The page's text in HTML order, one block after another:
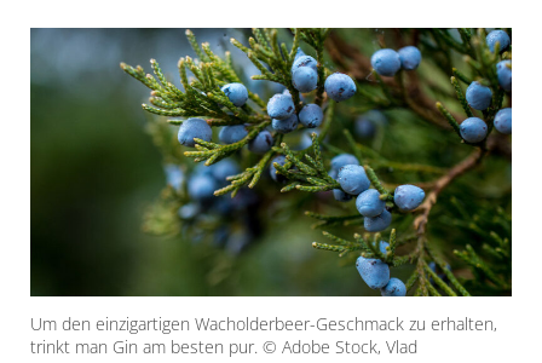
Um den einzigartigen Wacholderbeer-Geschmack zu erhalten,
trinkt man Gin am besten pur. © Adobe Stock, Vlad